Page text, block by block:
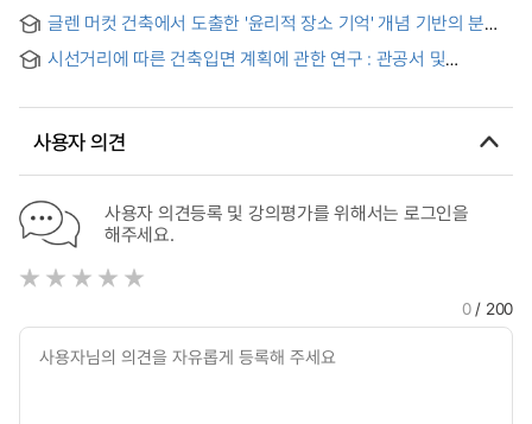
of the local cultural arts facilities : a design of cultural arts
center in Ilsan new town
글렌 머컷 건축에서 도출한 '윤리적 장소 기억' 개념 기반의 분원
Design based on the Concept of 'Ethical Place Memory'
시선거리에 따른 건축입면 계획에 관한 연구 : 관공서 및
사용자 의견
사용자 의견등록 및 강의평가를 위해서는 로그인을
해주세요.
0/ 200